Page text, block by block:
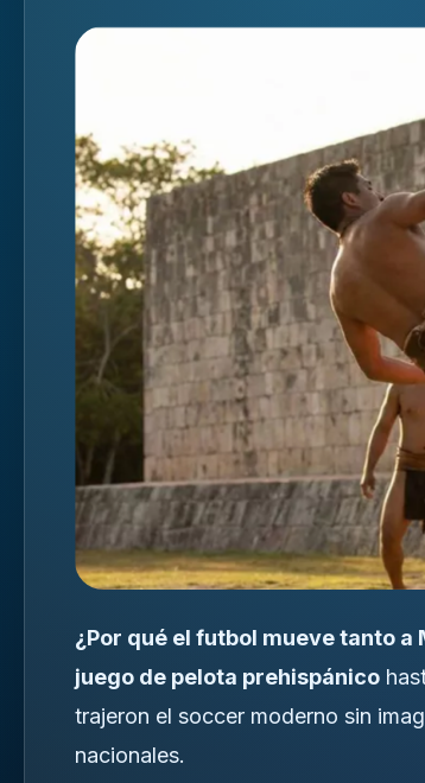
¿Por qué el futbol mueve tanto a
juego de pelota prehispánico
trajeron el soccer moderno sin
nacionales.